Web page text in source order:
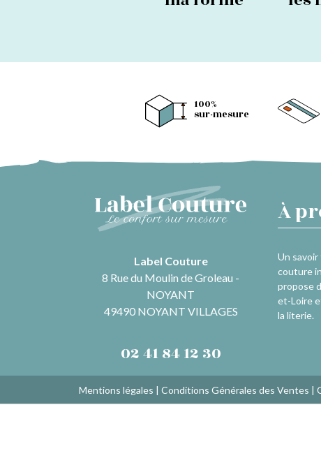
100%
sur-mesure
Label Couture
8 Rue du Moulin de Groleau -
NOYANT
49490 NOYANT VILLAGES
02 41 84 12 30
À
Un savoir
couture
propose
et-Loire
la literie.
Mentions légales | Conditions Générales des Ventes |